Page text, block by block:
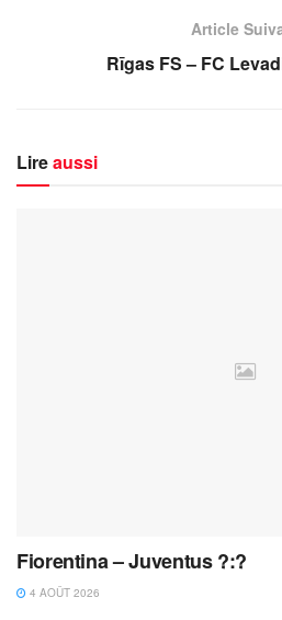
Article
Rīgas FS – FC
Lireaussi
Fiorentina – Juventus ?:?
4 AOÛT 2026